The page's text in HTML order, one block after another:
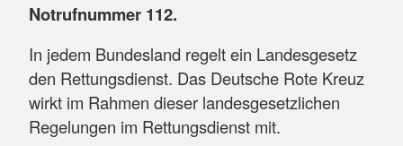
Notrufnummer 112.
In jedem Bundesland regelt ein Landesgesetz
den Rettungsdienst. Das Deutsche Rote Kreuz
wirkt im Rahmen dieser landesgesetzlichen
Regelungen im Rettungsdienst mit.